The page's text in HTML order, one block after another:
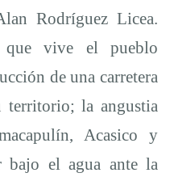
Rodríguez Licea.
que vive el pueblo
de una carretera
territorio; la angustia
Acasico y
bajo el agua ante la